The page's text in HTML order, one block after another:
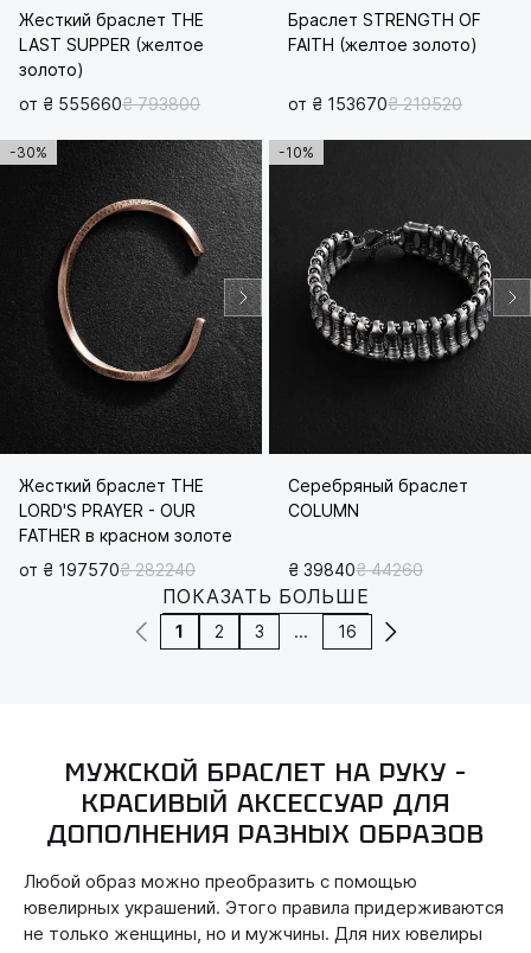
Жесткий браслет THE
LAST SUPPER (желтое
золото)
от ₴ 555660₴ 793800
Браслет STRENGTH OF
FAITH (желтое золото)
от ₴ 153670₴ 219520
-30%
Жесткий браслет THE
LORD'S PRAYER - OUR
FATHER в красном золоте
от ₴ 197570₴ 282240
-10%
Серебряный браслет
COLUMN
₴ 39840₴ 44260
ПОКАЗАТЬ БОЛЬШЕ
1 2 3 ... 16
МУЖСКОЙ БРАСЛЕТ НА РУКУ –
КРАСИВЫЙ АКСЕССУАР ДЛЯ
ДОПОЛНЕНИЯ РАЗНЫХ ОБРАЗОВ
Любой образ можно преобразить с помощью
ювелирных украшений. Этого правила придерживаются
не только женщины, но и мужчины. Для них ювелиры